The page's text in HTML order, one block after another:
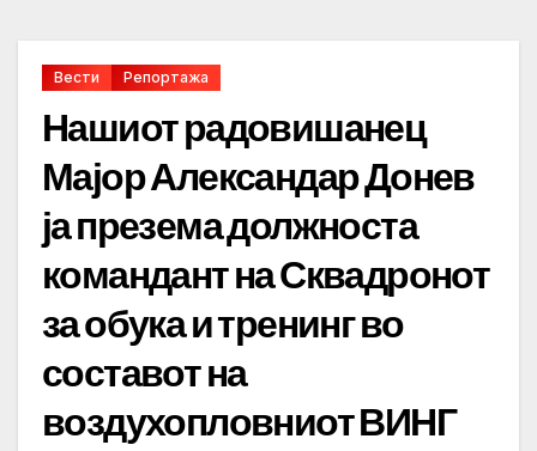
Вести Репортажа
Нашиот радовишанец
Мајор Александар Донев
ја презема должноста
командант на Сквадронот
за обука и тренинг во
составот на
воздухопловниот ВИНГ